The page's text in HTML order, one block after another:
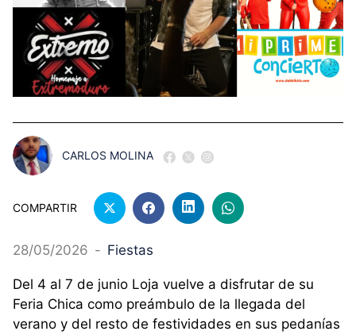
CARLOS MOLINA
COMPARTIR
28/05/2026 - Fiestas
Del 4 al 7 de junio Loja vuelve a disfrutar de su
Feria Chica como preámbulo de la llegada del
verano y del resto de festividades en sus pedanías